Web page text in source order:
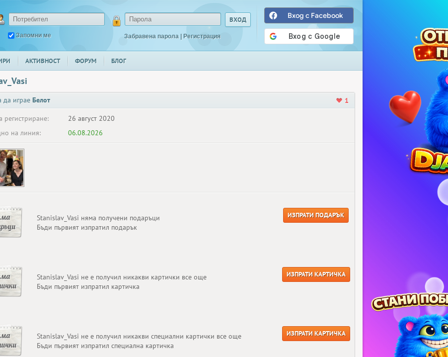
Запомни ме Забравена парола | Регистрация
Вход с Facebook
АКТИВНОСТ ФОРУМ БЛОГ
да играе Белот
1
регистриране:
26 август 2020
на линия:
06.08.2026
Stanislav_Vasi няма получени подаръци
Бъди първият изпратил подарък
ИЗПРАТИ ПОДАРЪК
Stanislav_Vasi не е получил никакви картички все още
Бъди първият изпратил картичка
ИЗПРАТИ КАРТИЧКА
Stanislav_Vasi не е получил никакви специални картички все още
Бъди първият изпратил специална картичка
ИЗПРАТИ КАРТИЧКА